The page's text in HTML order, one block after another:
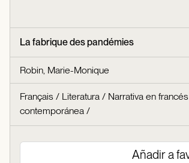
La fabrique des pandémies
Robin, Marie-Monique
Français / Literatura / Narrativa en francés
contemporánea /
Añadir a